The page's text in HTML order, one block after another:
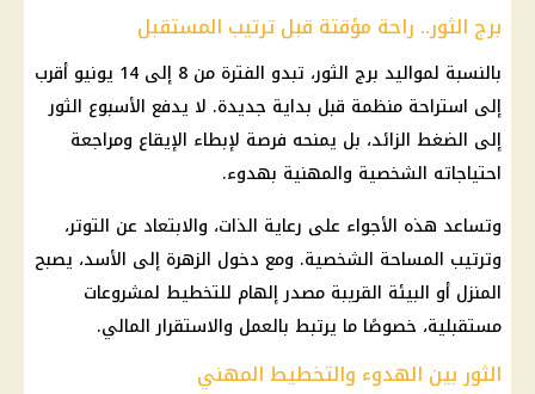
برج الثور.. راحة مؤقتة قبل ترتيب المستقبل
بالنسبة لمواليد برج الثور، تبدو الفترة من 8 إلى 14 يونيو أقرب
إلى استراحة منظمة قبل بداية جديدة. لا يدفع الأسبوع الثور
إلى الضغط الزائد، بل يمنحه فرصة لإبطاء الإيقاع ومراجعة
احتياجاته الشخصية والمهنية بهدوء.
وتساعد هذه الأجواء على رعاية الذات، والابتعاد عن التوتر،
وترتيب المساحة الشخصية. ومع دخول الزهرة إلى الأسد، يصبح
المنزل أو البيئة القريبة مصدر إلهام للتخطيط لمشروعات
مستقبلية، خصوصًا ما يرتبط بالعمل والاستقرار المالي.
الثور بين الهدوء والتخطيط المهني